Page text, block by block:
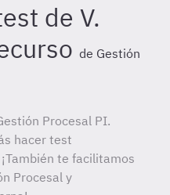
de V.
de Gestión
Procesal PI.
hacer test
te facilitamos
Procesal y